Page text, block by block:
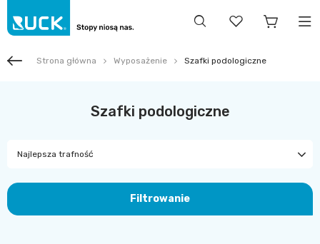
Strona główna Wyposażenie Szafki podologiczne
Szafki podologiczne
Najlepsza trafność
Filtrowanie